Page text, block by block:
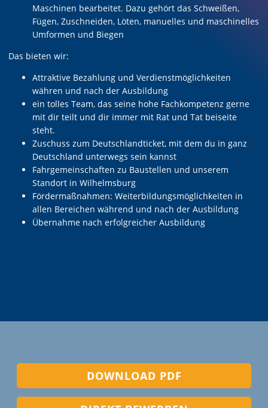
Maschinen bearbeitet. Dazu gehört das Schweißen,
Fügen, Zuschneiden, Löten, manuelles und maschinelles
Umformen und Biegen
Das bieten wir:
Attraktive Bezahlung und Verdienstmöglichkeiten
währen und nach der Ausbildung
ein tolles Team, das seine hohe Fachkompetenz gerne
mit dir teilt und dir immer mit Rat und Tat beiseite
steht.
Zuschuss zum Deutschlandticket, mit dem du in ganz
Deutschland unterwegs sein kannst
Fahrgemeinschaften zu Baustellen und unserem
Standort in Wilhelmsburg
Fördermaßnahmen: Weiterbildungsmöglichkeiten in
allen Bereichen während und nach der Ausbildung
Übernahme nach erfolgreicher Ausbildung
DOWNLOAD PDF